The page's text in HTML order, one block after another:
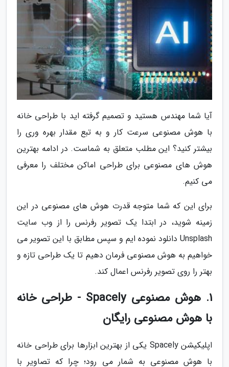
آیا شما مهندس هستید و تصمیم گرفته اید با طراحی خانه
با هوش مصنوعی سرعت کار و به تبع مقدار بهره وری را
بیشتر کنید؟ این مطلب متعلق به شماست. در ادامه بهترین
هوش های مصنوعی برای طراحی اماکن مختلف را معرفی
می کنیم.
برای این که شما متوجه قدرت هوش های مصنوعی در این
زمینه شوید، در ابتدا یک تصویر رفرنس را از وب سایت
Unsplash دانلود نموده ایم و سپس مطابق با این تصویر می
خواهیم به هوش مصنوعی فرمان دهیم تا یک طراحی تازه و
بهتر را روی تصویر رفرنس اعمال کند.
1. هوش مصنوعی Spacely - طراحی خانه
با هوش مصنوعی رایگان
اپلیکیشن Spacely یکی از بهترین ابزارها برای طراحی خانه
با هوش مصنوعی به شمار می رود؛ چرا که تصاویر با